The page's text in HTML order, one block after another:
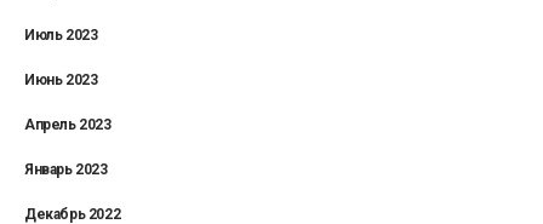
Июль 2023
Июнь 2023
Апрель 2023
Январь 2023
Декабрь 2022